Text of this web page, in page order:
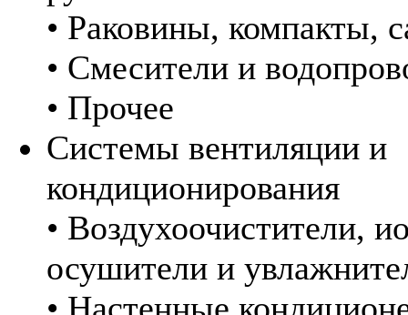
• Раковины, компакты,
• Смесители и
• Прочее
Системы вентиляции и
кондиционирования
• Воздухоочистители,
осушители и